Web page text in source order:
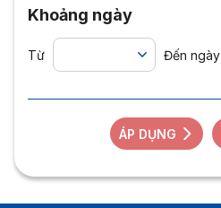
Khoảng ngày
Từ Đến ngày
ÁP DỤNG